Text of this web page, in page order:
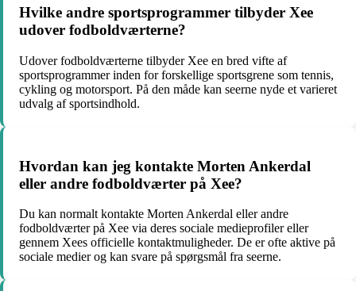
Hvilke andre sportsprogrammer tilbyder Xee
udover fodboldværterne?
Udover fodboldværterne tilbyder Xee en bred vifte af
sportsprogrammer inden for forskellige sportsgrene som tennis,
cykling og motorsport. På den måde kan seerne nyde et varieret
udvalg af sportsindhold.
Hvordan kan jeg kontakte Morten Ankerdal
eller andre fodboldværter på Xee?
Du kan normalt kontakte Morten Ankerdal eller andre
fodboldværter på Xee via deres sociale medieprofiler eller
gennem Xees officielle kontaktmuligheder. De er ofte aktive på
sociale medier og kan svare på spørgsmål fra seerne.